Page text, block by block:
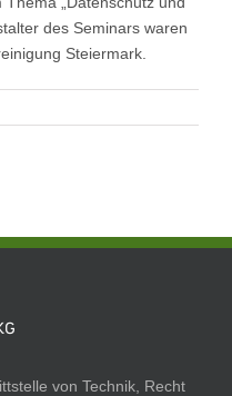
des Seminars waren
Steiermark.
von Technik, Recht